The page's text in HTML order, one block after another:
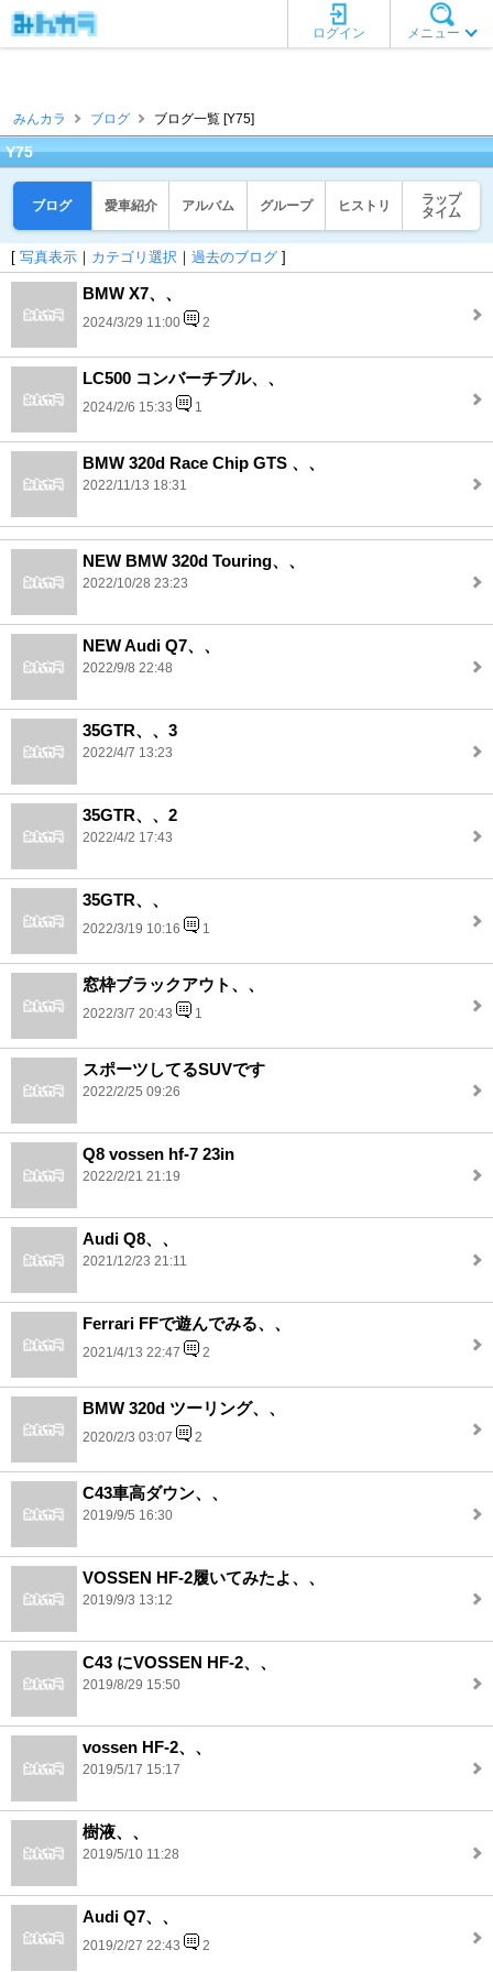
メニュー
ログイン
みんカラ ブログ ブログ一覧 [Y75]
Y75
ブログ 愛車紹介 アルバム グループ ヒストリ
ラップ
タイム
[ 写真表示 ｜ カテゴリ選択 ｜ 過去のブログ ]
BMW X7、、
2024/3/29 11:00 2
LC500 コンバーチブル、、
2024/2/6 15:33 1
BMW 320d Race Chip GTS 、、
2022/11/13 18:31
NEW BMW 320d Touring、、
2022/10/28 23:23
NEW Audi Q7、、
2022/9/8 22:48
35GTR、、3
2022/4/7 13:23
35GTR、、2
2022/4/2 17:43
35GTR、、
2022/3/19 10:16 1
窓枠ブラックアウト、、
2022/3/7 20:43 1
スポーツしてるSUVです
2022/2/25 09:26
Q8 vossen hf-7 23in
2022/2/21 21:19
Audi Q8、、
2021/12/23 21:11
Ferrari FFで遊んでみる、、
2021/4/13 22:47 2
BMW 320d ツーリング、、
2020/2/3 03:07 2
C43車高ダウン、、
2019/9/5 16:30
VOSSEN HF-2履いてみたよ、、
2019/9/3 13:12
C43 にVOSSEN HF-2、、
2019/8/29 15:50
vossen HF-2、、
2019/5/17 15:17
樹液、、
2019/5/10 11:28
Audi Q7、、
2019/2/27 22:43 2